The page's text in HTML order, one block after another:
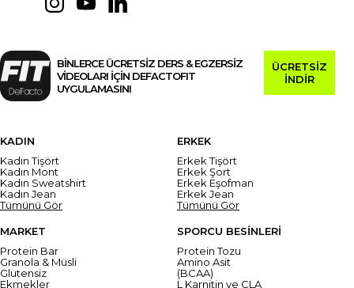
BİNLERCE ÜCRETSİZ DERS & EGZERSİZ
VİDEOLARI İÇİN DEFACTOFIT
UYGULAMASINI
ÜCRETSİZ
İNDİR
KADIN
Kadın Tişört
Kadın Mont
Kadın Sweatshirt
Kadın Jean
Tümünü Gör
ERKEK
Erkek Tişört
Erkek Şort
Erkek Eşofman
Erkek Jean
Tümünü Gör
MARKET
Protein Bar
Granola & Müsli
Glutensiz
Ekmekler
SPORCU BESİNLERİ
Protein Tozu
Amino Asit
(BCAA)
L Karnitin ve CLA